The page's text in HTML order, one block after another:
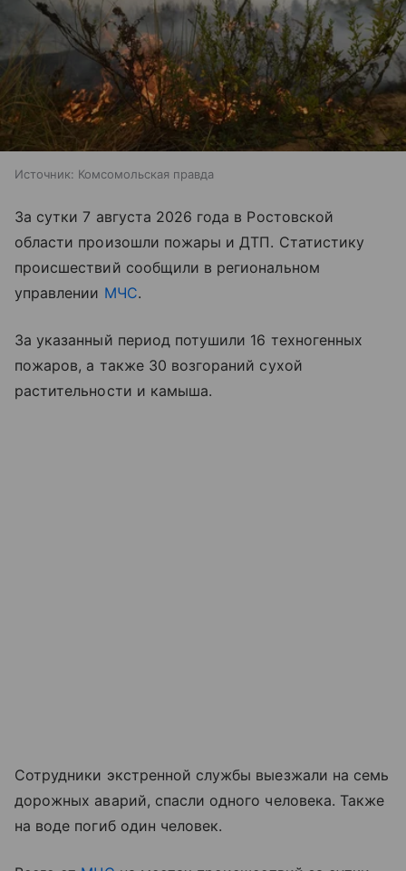
Источник: Комсомольская правда
За сутки 7 августа 2026 года в Ростовской
области произошли пожары и ДТП. Статистику
происшествий сообщили в региональном
управлении МЧС.
За указанный период потушили 16 техногенных
пожаров, а также 30 возгораний сухой
растительности и камыша.
Сотрудники экстренной службы выезжали на семь
дорожных аварий, спасли одного человека. Также
на воде погиб один человек.